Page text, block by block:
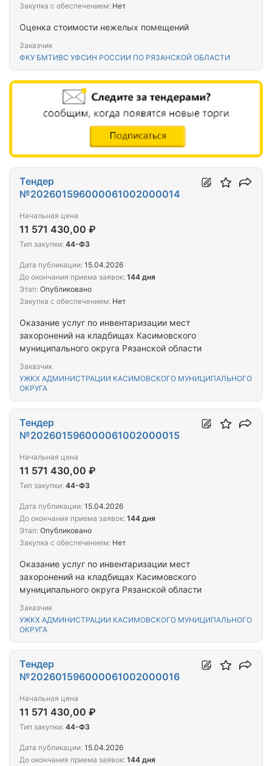
Оценка стоимости нежелых помещений
Заказчик
ФКУ БМТИВС УФСИН РОССИИ ПО РЯЗАНСКОЙ ОБЛАСТИ
Закупка с обеспечением: Нет
Оказание услуг по инвентаризации мест
захоронений на кладбищах Касимовского
муниципального округа Рязанской области
Заказчик
УЖКХ АДМИНИСТРАЦИИ КАСИМОВСКОГО МУНИЦИПАЛЬНОГО
ОКРУГА
Тендер
№202601596000061002000014
Начальная цена
11 571 430,00 ₽
Тип закупки: 44-ФЗ
Дата публикации: 15.04.2026
До окончания приема заявок: 144 дня
Этап: Опубликовано
Закупка с обеспечением: Нет
Оказание услуг по инвентаризации мест
захоронений на кладбищах Касимовского
муниципального округа Рязанской области
Заказчик
УЖКХ АДМИНИСТРАЦИИ КАСИМОВСКОГО МУНИЦИПАЛЬНОГО
ОКРУГА
Тендер
№202601596000061002000015
Начальная цена
11 571 430,00 ₽
Тип закупки: 44-ФЗ
Дата публикации: 15.04.2026
До окончания приема заявок: 144 дня
Этап: Опубликовано
Закупка с обеспечением: Нет
Тендер
№202601596000061002000016
Начальная цена
11 571 430,00 ₽
Тип закупки: 44-ФЗ
Дата публикации: 15.04.2026
До окончания приема заявок: 144 дня